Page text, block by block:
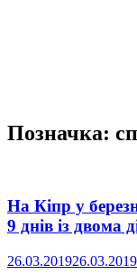
Позначка:
На Кіпр у
9 днів із двома
26.03.201926.03.2019